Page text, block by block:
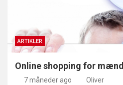
ARTIKLER
Online shopping for mænd
7 måneder ago Oliver